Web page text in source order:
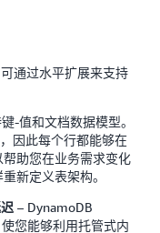
通过水平扩展来支持
-值和文档数据模型。
因此每个行都能够在
助您在业务需求变化
新定义表架构。
– DynamoDB
您能够利用托管式内